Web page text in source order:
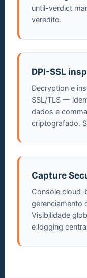
until-verdict
veredito.
DPI-SSL
Decryption e
SSL/TLS —
dados e
criptografado.
Capture
Console cloud-
gerenciamento
Visibilidade
e logging